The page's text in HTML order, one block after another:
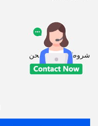
شروط الدفع والشحن